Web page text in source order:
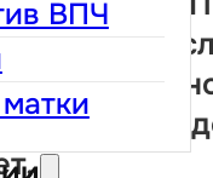
ВПЧ
есть
от 9